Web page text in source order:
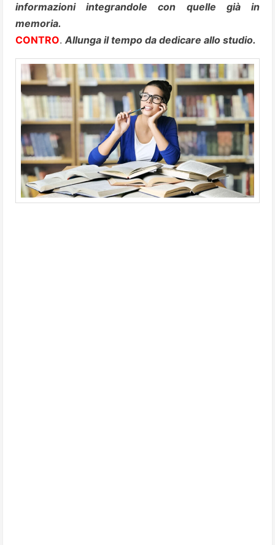
informazioni integrandole con quelle già in
memoria.
CONTRO.Allunga il tempo da dedicare allo studio.